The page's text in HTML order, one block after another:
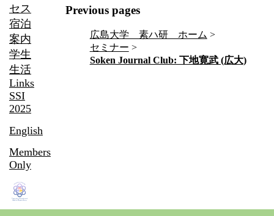
セス
宿泊
案内
学生
生活
Links
SSI
2025
English
Members
Only
Previous pages
広島大学 素ハ研 ホーム
セミナー
Soken Journal Club: 下地寛武 (広大)